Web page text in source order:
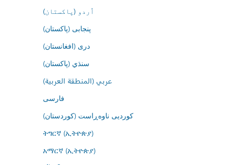
اُردو (پاکستان)
پنجابی (پاکستان)
درى (افغانستان)
سنڌي (پاکستان)
عربي (المنطقة العربية)
فارسى
کوردیی ناوەڕاست (کوردستان)
ትግርኛ (ኢትዮጵያ)
አማርኛ (ኢትዮጵያ)